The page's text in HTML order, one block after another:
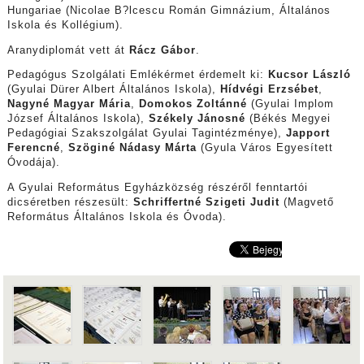
Hungariae (Nicolae B?lcescu Román Gimnázium, Általános
Iskola és Kollégium).
Aranydiplomát vett át Rácz Gábor
Pedagógus Szolgálati Emlékérmet érdemelt ki:
Kucsor László
(Gyulai Dürer Albert Általános Iskola),
Hídvégi Erzsébet,
Nagyné Magyar Mária, Domokos Zoltánné (Gyulai Implom
József Általános Iskola), Székely Jánosné (Békés Megyei
Pedagógiai Szakszolgálat Gyulai Tagintézménye), Japport
Ferencné, Szöginé Nádasy Márta(Gyula Város Egyesített
Óvodája).
A Gyulai Református Egyházközség részéről fenntartói
dicséretben részesült: Schriffertné Szigeti Judit(Magvető
Református Általános Iskola és Óvoda).